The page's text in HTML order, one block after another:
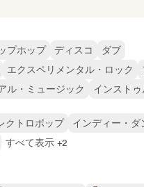
プホップ ディスコ
ダブ
エクスペリメンタル・ロック
ル・ミュージック インスト
クトロポップ
インディー・ダ
すべて表示 +2